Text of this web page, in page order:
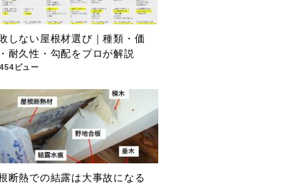
しない屋根材選び｜種類・価
耐久性・勾配をプロが解説
ビュー
断熱での結露は大事故になる